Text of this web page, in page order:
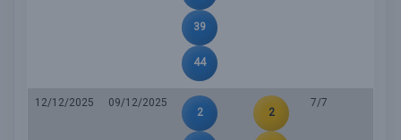
39
44
12/12/2025
09/12/2025
2
2
7/7